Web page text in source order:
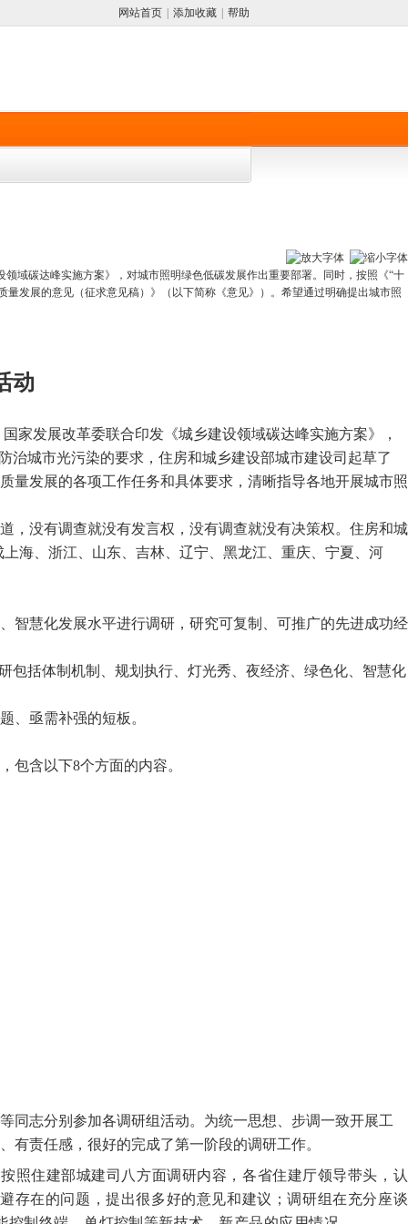
网站首页 添加收藏 帮助
域碳达峰实施方案》，对城市照明绿色低碳发展作出重要部署。同时，按照《“十
发展的意见（征求意见稿）》（以下简称《意见》）。希望通过明确提出城市照
动
家发展改革委联合印发《城乡建设领域碳达峰实施方案》，
治城市光污染的要求，住房和城乡建设部城市建设司起草了
量发展的各项工作任务和具体要求，清晰指导各地开展城市照
没有调查就没有发言权，没有调查就没有决策权。 住房和城
海、浙江、山东、吉林、辽宁、黑龙江、重庆、宁夏、河
智慧化发展水平进行调研，研究可复制、可推广的先进成功经
包括体制机制、规划执行、灯光秀、夜经济、绿色化、智慧化
、亟需补强的短板 。
包含以下8个方面的内容。
同志分别参加各调研组活动。 为统一思想、 步调一致开展工
有责任感，很好的完成了第一阶段的调研工作。
按照住建部城建司八方面调研内容，各省住建厅领导带头，认
存在的问题，提出很多好的意见和建议；调研组在充分座谈